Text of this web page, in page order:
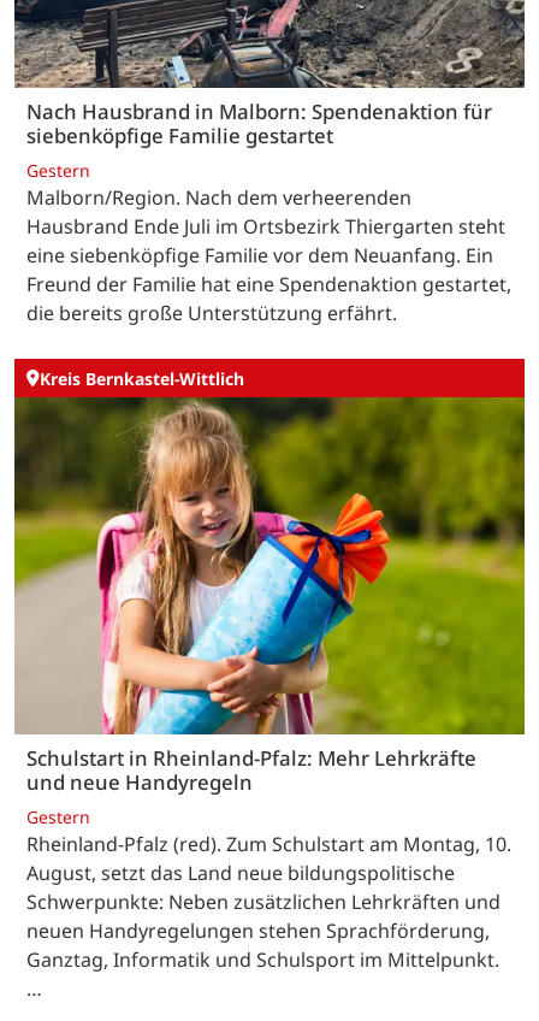
Nach Hausbrand in Malborn: Spendenaktion für
siebenköpfige Familie gestartet
Gestern
Malborn/Region. Nach dem verheerenden
Hausbrand Ende Juli im Ortsbezirk Thiergarten steht
eine siebenköpfige Familie vor dem Neuanfang. Ein
Freund der Familie hat eine Spendenaktion gestartet,
die bereits große Unterstützung erfährt.
Kreis Bernkastel-Wittlich
Schulstart in Rheinland-Pfalz: Mehr Lehrkräfte
und neue Handyregeln
Gestern
Rheinland-Pfalz (red). Zum Schulstart am Montag, 10.
August, setzt das Land neue bildungspolitische
Schwerpunkte: Neben zusätzlichen Lehrkräften und
neuen Handyregelungen stehen Sprachförderung,
Ganztag, Informatik und Schulsport im Mittelpunkt.
…